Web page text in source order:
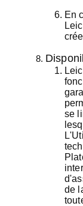
En
se
de